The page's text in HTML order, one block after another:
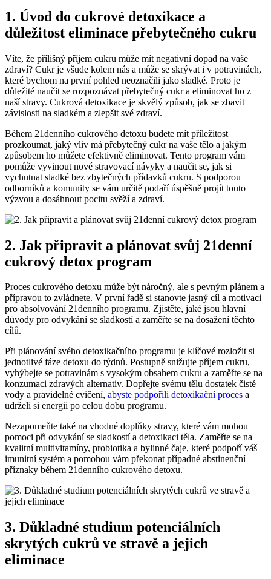
1. Úvod do cukrové detoxikace a
důležitost eliminace přebytečného cukru
Víte, že přílišný příjem cukru může mít negativní dopad na vaše
zdraví? Cukr je všude kolem nás a může se skrývat i v potravinách,
které bychom na první pohled neoznačili jako sladké. Proto je
důležité naučit se rozpoznávat přebytečný cukr a eliminovat ho z
naší stravy. Cukrová detoxikace je skvělý způsob, jak se zbavit
závislosti na sladkém a zlepšit své zdraví.
Během 21denního cukrového detoxu budete mít příležitost
prozkoumat, jaký vliv má přebytečný cukr na vaše tělo a jakým
způsobem ho můžete efektivně eliminovat. Tento program vám
pomůže vyvinout nové stravovací návyky a naučit se, jak si
vychutnat sladké bez zbytečných přídavků cukru. S podporou
odborníků a komunity se vám určitě podaří úspěšně projít touto
výzvou a dosáhnout pocitu svěží a zdraví.
2. Jak připravit a plánovat svůj 21denní
cukrový detox program
Proces cukrového detoxu může být náročný, ale s pevným plánem a
přípravou to zvládnete. V první řadě si stanovte jasný cíl a motivaci
pro absolvování 21denního programu. Zjistěte, jaké jsou hlavní
důvody pro odvykání se sladkostí a zaměřte se na dosažení těchto
cílů.
Při plánování svého detoxikačního programu je klíčové rozložit si
jednotlivé fáze detoxu do týdnů. Postupně snižujte příjem cukru,
vyhýbejte se potravinám s vysokým obsahem cukru a zaměřte se na
konzumaci zdravých alternativ. Dopřejte svému tělu dostatek čisté
vody a pravidelné cvičení, abyste podpořili detoxikační proces a
udrželi si energii po celou dobu programu.
Nezapomeňte také na vhodné doplňky stravy, které vám mohou
pomoci při odvykání se sladkostí a detoxikaci těla. Zaměřte se na
kvalitní multivitamíny, probiotika a bylinné čaje, které podpoří váš
imunitní systém a pomohou vám překonat případné abstinenční
příznaky během 21denního cukrového detoxu.
3. Důkladné studium potenciálních
skrytých cukrů ve stravě a jejich
eliminace